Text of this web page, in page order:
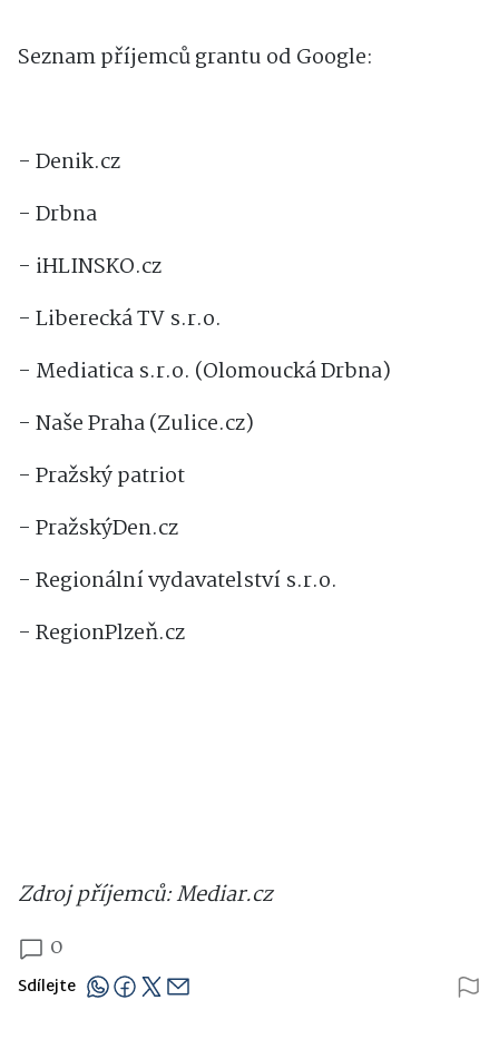
Seznam příjemců grantu od Google:
- Denik.cz
- Drbna
- iHLINSKO.cz
- Liberecká TV s.r.o.
- Mediatica s.r.o. (Olomoucká Drbna)
- Naše Praha (Zulice.cz)
- Pražský patriot
- PražskýDen.cz
- Regionální vydavatelství s.r.o.
- RegionPlzeň.cz
Zdroj příjemců: Mediar.cz
0
Sdílejte